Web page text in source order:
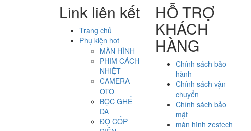
Link liên kết
Trang chủ
Phụ kiện hot
MÀN HÌNH
PHIM CÁCH
NHIỆT
CAMERA
OTO
BỌC GHẾ
DA
ĐỘ CỐP
HỖ TRỢ
KHÁCH
HÀNG
Chính sách bảo
hành
Chính sách vận
chuyển
Chính sách bảo
mật
màn hình zestech